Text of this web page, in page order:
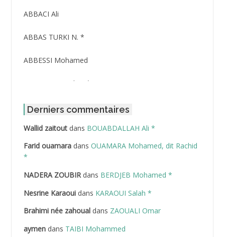
ABBACI Ali
ABBAS TURKI N. *
ABBESSI Mohamed
ABBOUR Azzedine *
ABDAT Amar
ABDEDDAIM Hamid
ABDELAZIZ Mohamed
ABDELHAFID Lakhdar
Derniers commentaires
Wallid zaitoutdans BOUABDALLAH Ali *
Farid ouamaradans OUAMARA Mohamed, dit Rachid
*
NADERA ZOUBIRdans BERDJEB Mohamed *
Nesrine Karaouidans KARAOUI Salah *
Brahimi née zahoualdans ZAOUALI Omar
aymendans TAIBI Mohammed